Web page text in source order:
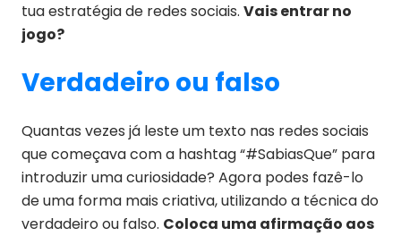
tua estratégia de redes sociais. Vais entrar no
jogo?
Verdadeiro ou falso
Quantas vezes já leste um texto nas redes sociais
que começava com a hashtag “#SabiasQue” para
introduzir uma curiosidade? Agora podes fazê-lo
de uma forma mais criativa, utilizando a técnica do
verdadeiro ou falso. Coloca uma afirmação aos